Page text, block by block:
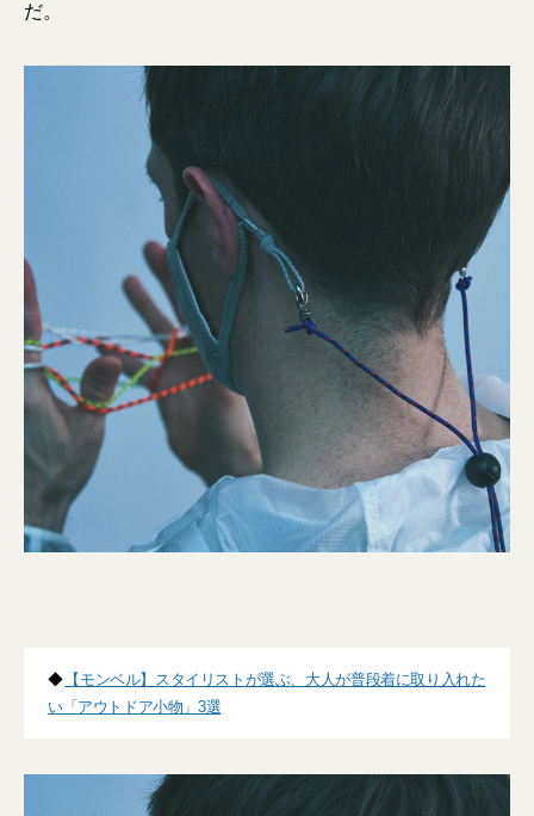
だ。
◆ 【モンベル】スタイリストが選ぶ、大人が普段着に取り入れた
い「アウトドア小物」3選